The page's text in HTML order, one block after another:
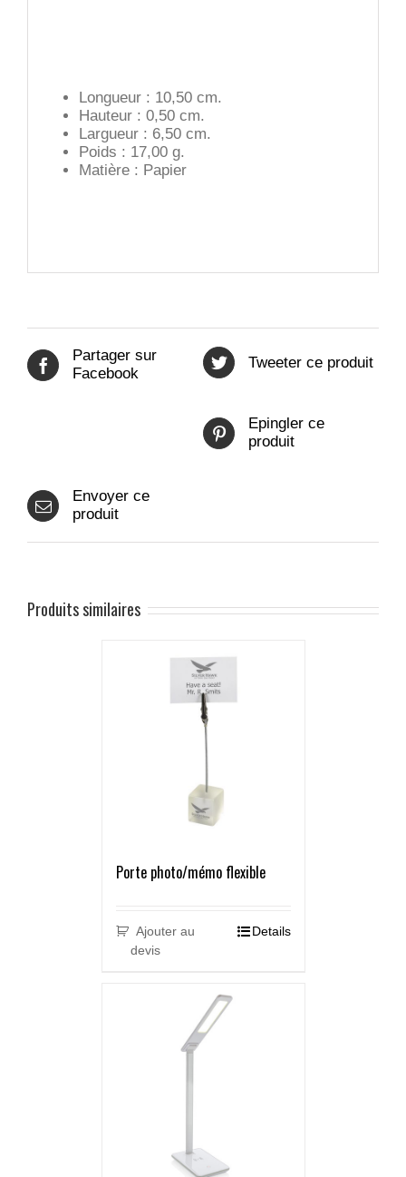
Longueur : 10,50 cm.
Hauteur : 0,50 cm.
Largueur : 6,50 cm.
Poids : 17,00 g.
Matière : Papier
Partager sur
Facebook
Tweeter ce produit
Epingler ce
produit
Envoyer ce
produit
Produits similaires
Porte photo/mémo flexible
Ajouter au
devis
Details